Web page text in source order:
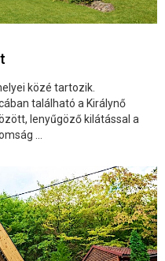
közé tartozik.
található a Királynő
lenyűgöző kilátással a
...